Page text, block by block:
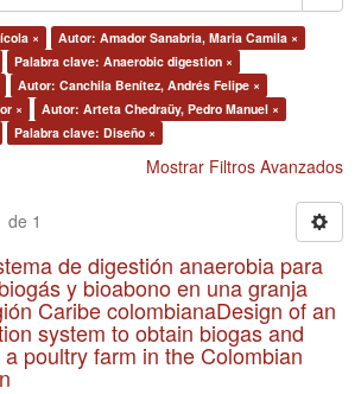
×
Autor: Amador Sanabria, Maria Camila ×
Palabra clave: Anaerobic digestion ×
Autor: Canchila Benítez, Andrés Felipe ×
×
Autor: Arteta Chedraüy, Pedro Manuel ×
Palabra clave: Diseño ×
Mostrar Filtros Avanzados
de 1
de digestión anaerobia para
y bioabono en una granja
Caribe colombianaDesign of an
system to obtain biogas and
poultry farm in the Colombian